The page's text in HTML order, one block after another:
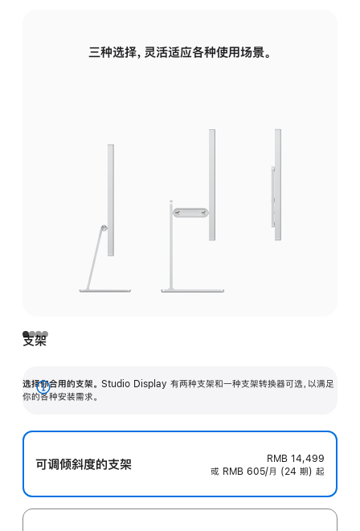
三种选择，灵活适应各种使用场景。
支架
选择你合用的支架。 Studio Display 有两种支架和一种支架转换器可选，以满足
你的各种安装需求。
展
可调倾斜度的支架
RMB 14,499
或 RMB 605/月 (24 期) 起